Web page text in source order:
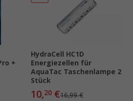
+
HydraCell HC1D
Energiezellen für
AquaTac Taschenlampe 2
Stück
10,20 €16,99 €